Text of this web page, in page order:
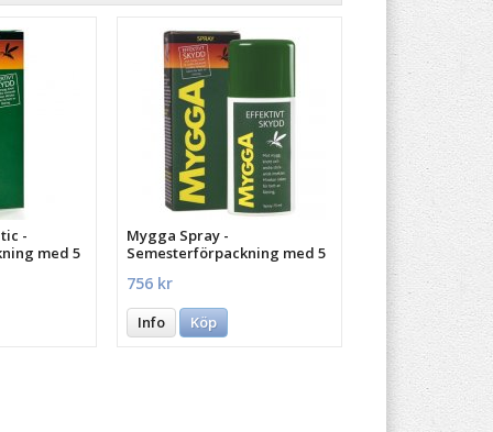
-
med 5
Mygga Spray -
Semesterförpackning med 5
756 kr
Info Köp